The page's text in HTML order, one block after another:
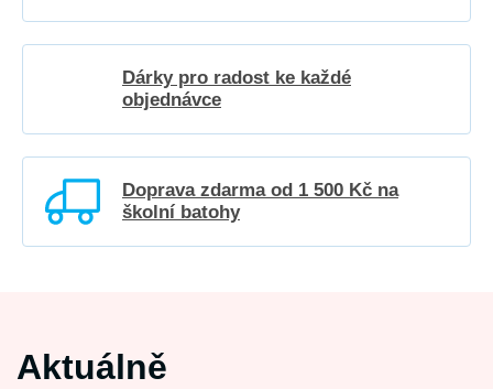
Dárky pro radost ke každé
objednávce
Doprava zdarma od 1 500 Kč na
školní batohy
Aktuálně